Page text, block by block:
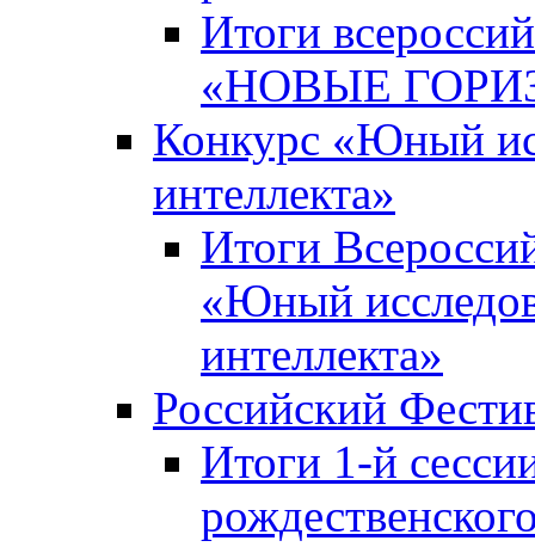
Итоги
«НОВЫЕ
Конкурс «Юный
интеллекта»
Итоги
«Юный
интеллекта»
Российский
Итоги 1-й